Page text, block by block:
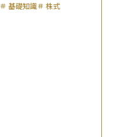
＃ 基礎知識＃ 株式